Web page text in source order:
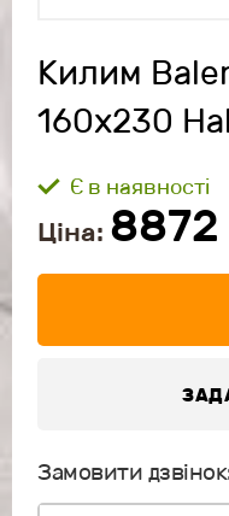
Килим
160x230
Є в наявності
Ціна: 8872
Замовити